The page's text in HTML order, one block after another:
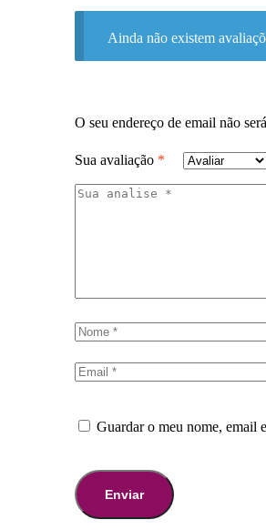
Ainda não existem
O seu endereço de email não
Sua avaliação *
Guardar o meu nome, email